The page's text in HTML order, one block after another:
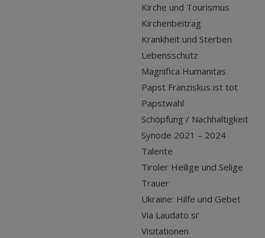
Kirche und Tourismus
Kirchenbeitrag
Krankheit und Sterben
Lebensschutz
Magnifica Humanitas
Papst Franziskus ist tot
Papstwahl
Schöpfung / Nachhaltigkeit
Synode 2021 – 2024
Talente
Tiroler Heilige und Selige
Trauer
Ukraine: Hilfe und Gebet
Via Laudato si'
Visitationen